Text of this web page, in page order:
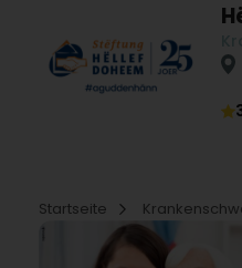
Startseite